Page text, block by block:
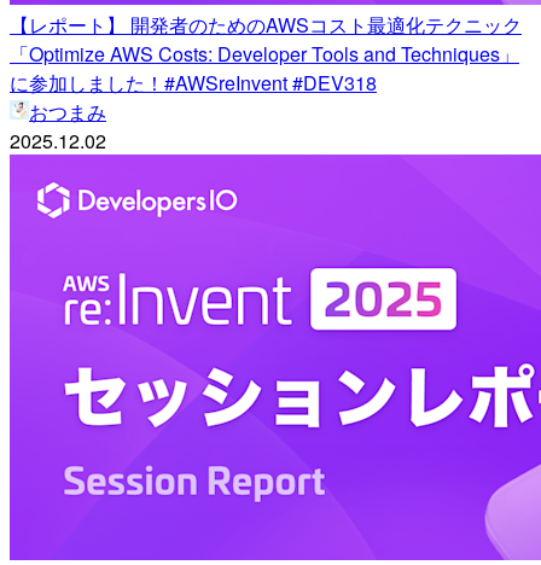
【レポート】 開発者のためのAWSコスト最適化テクニック
「Optimize AWS Costs: Developer Tools and Techniques」
に参加しました！#AWSreInvent #DEV318
おつまみ
2025.12.02